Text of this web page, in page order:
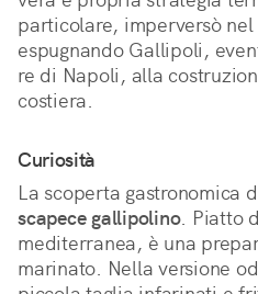
particolare, imperversò
espugnando Gallipoli,
re di Napoli, alla
costiera.
Curiosità
La scoperta gastronomica
scapece gallipolino. Piatto
mediterranea, è una
marinato. Nella versione